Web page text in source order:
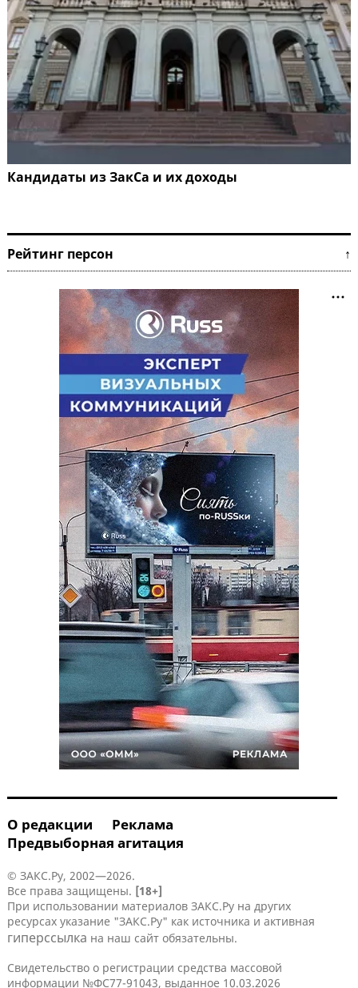
Кандидаты из ЗакСа и их доходы
Рейтинг персон ↑
О редакции
Реклама
Предвыборная агитация
© ЗАКС.Ру, 2002—2026.
Все права защищены. [18+]
При использовании материалов ЗАКС.Ру на других
ресурсах указание "ЗАКС.Ру" как источника и активная
гиперссылка на наш сайт обязательны.
Свидетельство о регистрации средства массовой
информации №ФС77-91043, выданное 10.03.2026